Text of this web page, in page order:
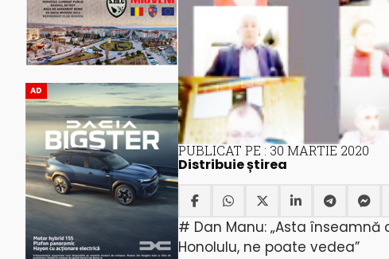
AD
PUBLICAT PE : 30 MARTIE 2020
Distribuie știrea
# Dan Manu: „Asta
Honolulu, ne poate vedea”